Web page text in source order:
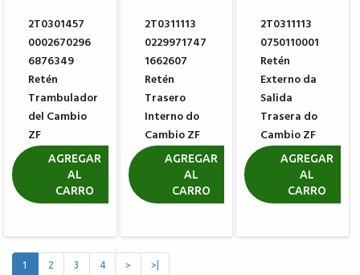
2T0301457
0002670296
6876349
Retén
Trambulador
del Cambio
ZF
0634307367
R$ 25,08
AGREGAR
AL
CARRO
2T0311113
0229971747
1662607
Retén
Trasero
Interno do
Cambio ZF
0734319551
R$ 271,76
AGREGAR
AL
CARRO
2T0311113
0750110001
Retén
Externo da
Salida
Trasera do
Cambio ZF
0734300102
R$ 49,79
AGREGAR
AL
CARRO
1 2 3 4 > >|